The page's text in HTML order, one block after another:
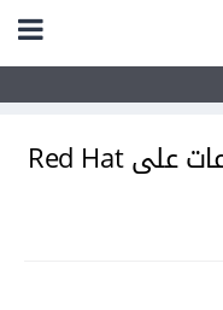
إدارة المستخدمين والمجموعات على Red Hat